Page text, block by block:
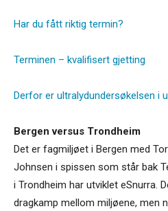
Har du fått riktig termin?
Terminen – kvalifisert gjetting
Derfor er ultralydundersøkelsen i
Bergen versus Trondheim
Det er fagmiljøet i Bergen med
Johnsen i spissen som står bak
i Trondheim har utviklet eSnurra.
dragkamp mellom miljøene, men